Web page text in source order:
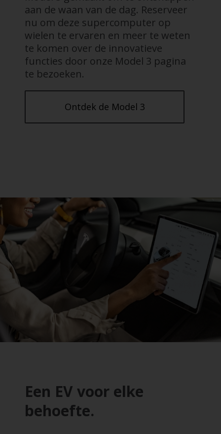
aan de waan van de dag. Reserveer
nu om deze supercomputer op
wielen te ervaren en meer te weten
te komen over de innovatieve
functies door onze Model 3 pagina
te bezoeken.
Ontdek de Model 3
Een EV voor elke
behoefte.